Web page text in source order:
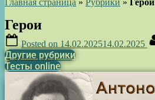
Главная страница » Рубрики » Герои
Герои
Posted on 14.02.202514.02.2025
Другие рубрики
Тесты online